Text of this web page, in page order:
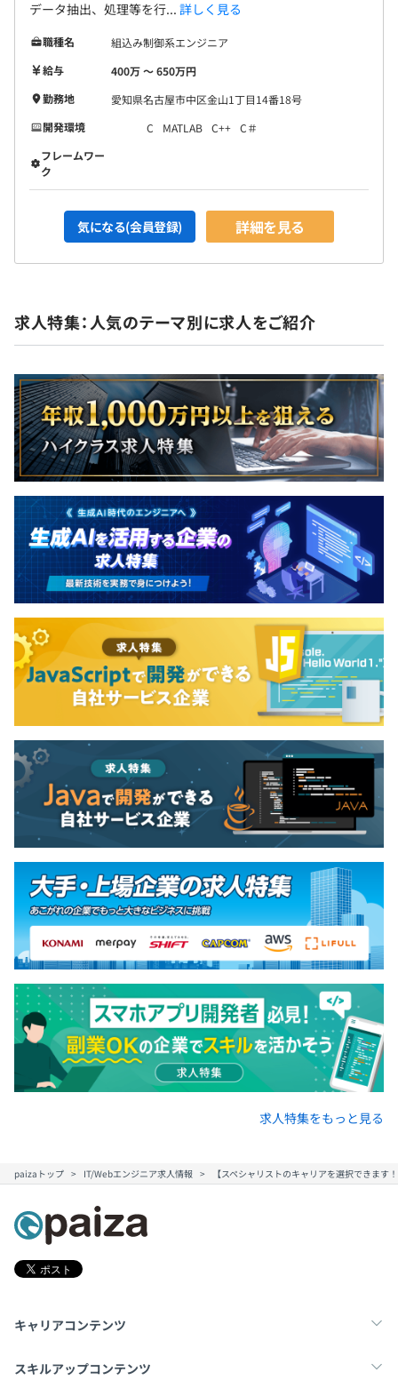
データ抽出、処理等を行... 詳しく見る
職種名
組込み制御系エンジニア
給与
400万 〜 650万円
勤務地
愛知県名古屋市中区金山1丁目14番18号
開発環境
C MATLAB C++ C＃
フレームワー
ク
気になる(会員登録) 詳細を見る
求人特集：人気のテーマ別に求人をご紹介
求人特集をもっと見る
paizaトップ IT/Webエンジニア求人情報 【スペシャリストのキャリアを選択できま
キャリアコンテンツ
転職・キャリア
スキルアップコンテンツ